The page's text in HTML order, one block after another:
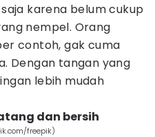
karena belum cukup
nempel. Orang
contoh, gak cuma
Dengan tangan yang
lebih mudah
dan bersih
freepik)